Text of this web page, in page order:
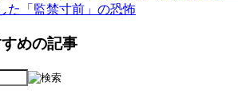
た「監禁寸前」の恐怖
めの記事